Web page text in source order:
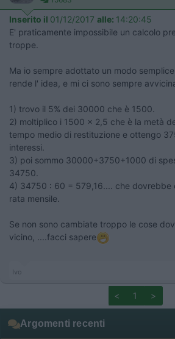
Inserito il 01/12/2017 alle: 14:20:45
E' praticamente impossibile un calcolo
troppe.
Ma io sempre adottato un modo
rende l' idea, e mi ci sono sempre
1) trovo il 5% dei 30000 che è 1500.
2) moltiplico i 1500 x 2,5 che è la metà
tempo medio di restituzione e ottengo
interessi.
3) poi sommo 30000+3750+1000 di
34750.
4) 34750 : 60 = 579,16.... che dovrebbe
rata mensile.
Se non sono cambiate troppo le cose
vicino, ....facci sapere
Ivo
< 1 >
Argomenti recenti